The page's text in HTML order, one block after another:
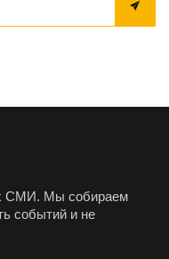
СМИ. Мы собираем
событий и не